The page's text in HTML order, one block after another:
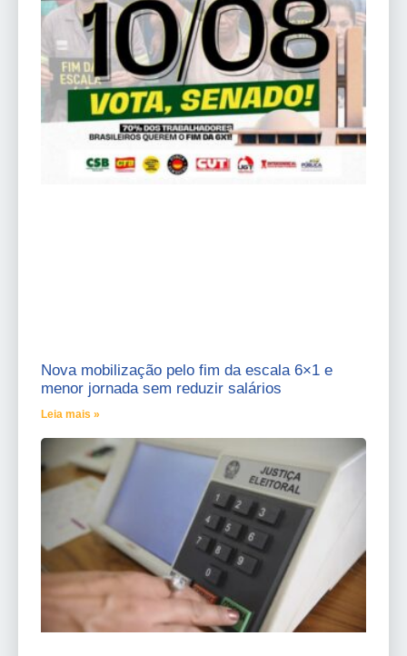
Nova mobilização pelo fim da escala 6×1 e
menor jornada sem reduzir salários
Leia mais »